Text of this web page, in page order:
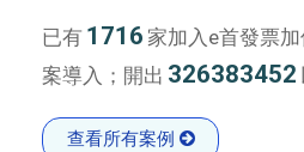
已有 1716 家加入e首發票加
案導入；開出 326383452
查看所有案例